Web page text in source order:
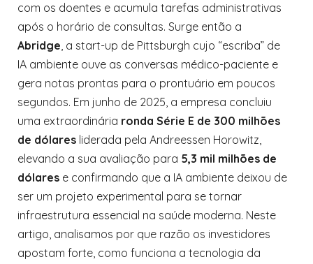
com os doentes e acumula tarefas administrativas
após o horário de consultas. Surge então a
Abridge, a start-up de Pittsburgh cujo “escriba” de
IA ambiente ouve as conversas médico-paciente e
gera notas prontas para o prontuário em poucos
segundos. Em junho de 2025, a empresa concluiu
uma extraordinária ronda Série E de 300 milhões
de dólares liderada pela Andreessen Horowitz,
elevando a sua avaliação para 5,3 mil milhões de
dólares e confirmando que a IA ambiente deixou de
ser um projeto experimental para se tornar
infraestrutura essencial na saúde moderna. Neste
artigo, analisamos por que razão os investidores
apostam forte, como funciona a tecnologia da